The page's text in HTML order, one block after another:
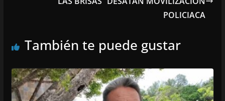
POLICIACA
También te puede gustar